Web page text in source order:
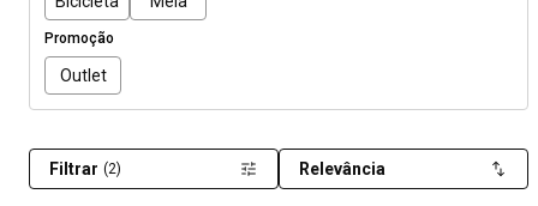
Promoção
Outlet
Filtrar (2) Relevância